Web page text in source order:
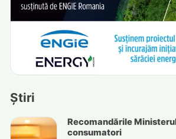
Știri
Recomandările
consumatori